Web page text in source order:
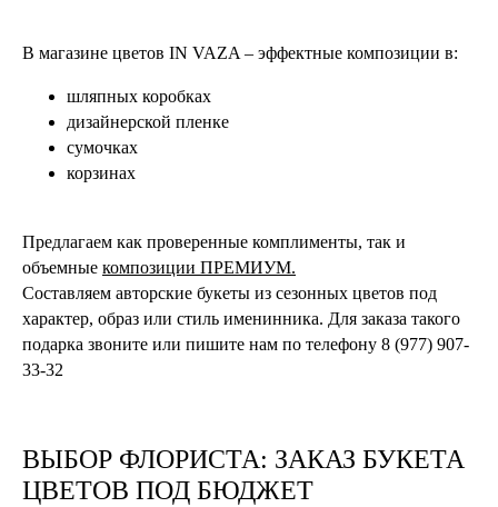
В магазине цветов IN VAZA – эффектные композиции в:
шляпных коробках
дизайнерской пленке
сумочках
корзинах
Предлагаем как проверенные комплименты, так и
объемные композиции ПРЕМИУМ.
Составляем авторские букеты из сезонных цветов под
характер, образ или стиль именинника. Для заказа такого
подарка звоните или пишите нам по телефону 8 (977) 907-
33-32
ВЫБОР ФЛОРИСТА: ЗАКАЗ БУКЕТА
ЦВЕТОВ ПОД БЮДЖЕТ